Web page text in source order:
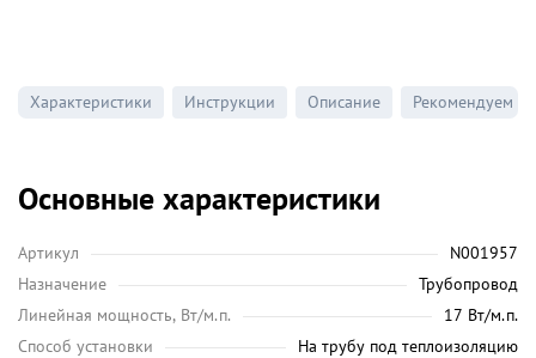
Характеристики Инструкции Описание Рекомендуем
Основные характеристики
Артикул
N001957
Назначение
Трубопровод
Линейная мощность, Вт/м.п.
17 Вт/м.п.
Способ установки
На трубу под теплоизоляцию